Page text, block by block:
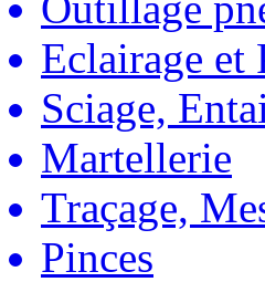
Eclairage et
Sciage,
Martellerie
Traçage,
Pinces